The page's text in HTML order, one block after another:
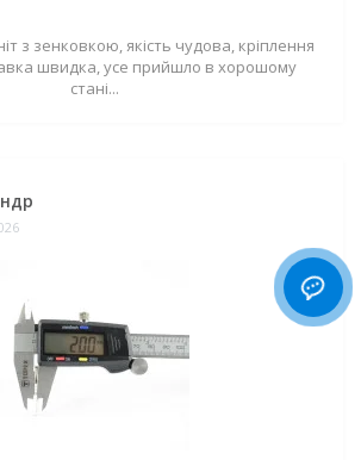
з зенковкою, якість чудова, кріплення
швидка, усе прийшло в хорошому
стані...